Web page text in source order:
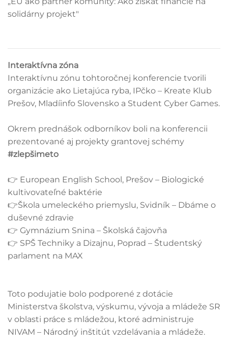
solidárny projekt"
Interaktívna zóna
Interaktívnu zónu tohtoročnej konferencie tvorili
organizácie ako Lietajúca ryba, IPčko – Kreate Klub
Prešov, Mladíinfo Slovensko a Student Cyber Games.
Okrem prednášok odborníkov boli na konferencii
prezentované aj projekty grantovej schémy
#zlepšimeto
👉 European English School, Prešov – Biologické
kultivovateľné baktérie
👉Škola umeleckého priemyslu, Svidník – Dbáme o
duševné zdravie
👉 Gymnázium Snina – Školská čajovňa
👉 SPŠ Techniky a Dizajnu, Poprad – Študentský
parlament na MAX
Toto podujatie bolo podporené z dotácie
Ministerstva školstva, výskumu, vývoja a mládeže SR
v oblasti práce s mládežou, ktoré administruje
NIVAM – Národný inštitút vzdelávania a mládeže.